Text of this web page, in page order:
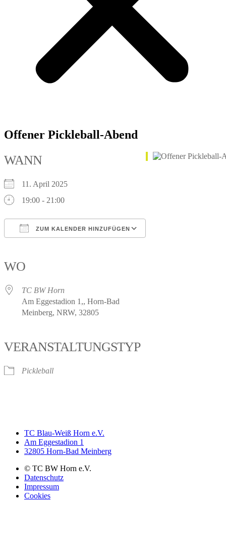
Offener Pickleball-Abend
WANN
11. April 2025
19:00 - 21:00
ZUM KALENDER HINZUFÜGEN
WO
TC BW Horn
Am Eggestadion 1,, Horn-Bad
Meinberg, NRW, 32805
VERANSTALTUNGSTYP
Pickleball
TC Blau-Weiß Horn e.V.
Am Eggestadion 1
32805 Horn-Bad Meinberg
© TC BW Horn e.V.
Datenschutz
Impressum
Cookies